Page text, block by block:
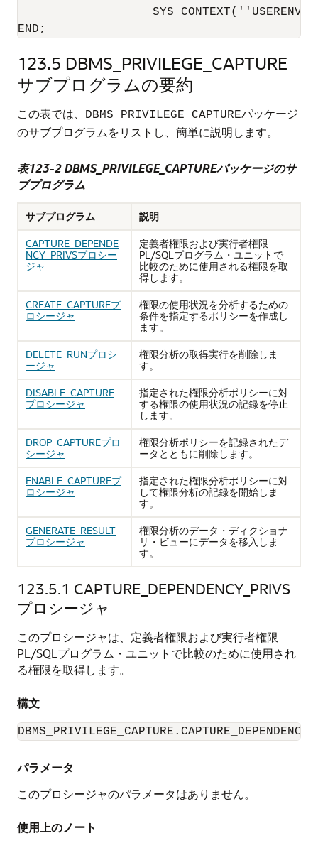
END;
123.5 DBMS_PRIVILEGE_CAPTURE
サブプログラムの要約
この表では、 DBMS_PRIVILEGE_CAPTUREパッケージ
のサブプログラムをリストし、簡単に説明します。
表123-2 DBMS_PRIVILEGE_CAPTUREパッケージのサ
ブプログラム
サブプログラム
説明
CAPTURE_DEPENDE
NCY_PRIVSプロシー
ジャ
定義者権限および実行者権限
PL/SQLプログラム・ユニットで
比較のために使用される権限を取
得します。
CREATE_CAPTUREプ
ロシージャ
権限の使用状況を分析するための
条件を指定するポリシーを作成し
ます。
DELETE_RUNプロシ
ージャ
権限分析の取得実行を削除しま
す。
DISABLE_CAPTURE
プロシージャ
指定された権限分析ポリシーに対
する権限の使用状況の記録を停止
します。
DROP_CAPTUREプロ
シージャ
権限分析ポリシーを記録されたデ
ータとともに削除します。
ENABLE_CAPTUREプ
ロシージャ
指定された権限分析ポリシーに対
して権限分析の記録を開始しま
す。
GENERATE_RESULT
プロシージャ
権限分析のデータ・ディクショナ
リ・ビューにデータを移入しま
す。
123.5.1 CAPTURE_DEPENDENCY_PRIVS
プロシージャ
このプロシージャは、定義者権限および実行者権限
PL/SQLプログラム・ユニットで比較のために使用され
る権限を取得します。
構文
パラメータ
このプロシージャのパラメータはありません。
使用上のノート